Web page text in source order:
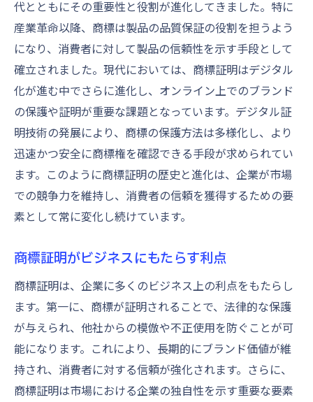
代とともにその重要性と役割が進化してきました。特に
産業革命以降、商標は製品の品質保証の役割を担うよう
になり、消費者に対して製品の信頼性を示す手段として
確立されました。現代においては、商標証明はデジタル
化が進む中でさらに進化し、オンライン上でのブランド
の保護や証明が重要な課題となっています。デジタル証
明技術の発展により、商標の保護方法は多様化し、より
迅速かつ安全に商標権を確認できる手段が求められてい
ます。このように商標証明の歴史と進化は、企業が市場
での競争力を維持し、消費者の信頼を獲得するための要
素として常に変化し続けています。
商標証明がビジネスにもたらす利点
商標証明は、企業に多くのビジネス上の利点をもたらし
ます。第一に、商標が証明されることで、法律的な保護
が与えられ、他社からの模倣や不正使用を防ぐことが可
能になります。これにより、長期的にブランド価値が維
持され、消費者に対する信頼が強化されます。さらに、
商標証明は市場における企業の独自性を示す重要な要素